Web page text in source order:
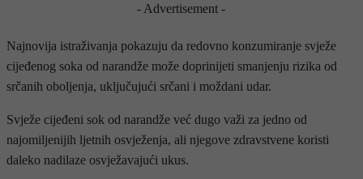
- Advertisement -
Najnovija istraživanja pokazuju da redovno konzumiranje svježe
cijeđenog soka od narandže može doprinijeti smanjenju rizika od
srčanih oboljenja, uključujući srčani i moždani udar.
Svježe cijeđeni sok od narandže već dugo važi za jedno od
najomiljenijih ljetnih osvježenja, ali njegove zdravstvene koristi
daleko nadilaze osvježavajući ukus.